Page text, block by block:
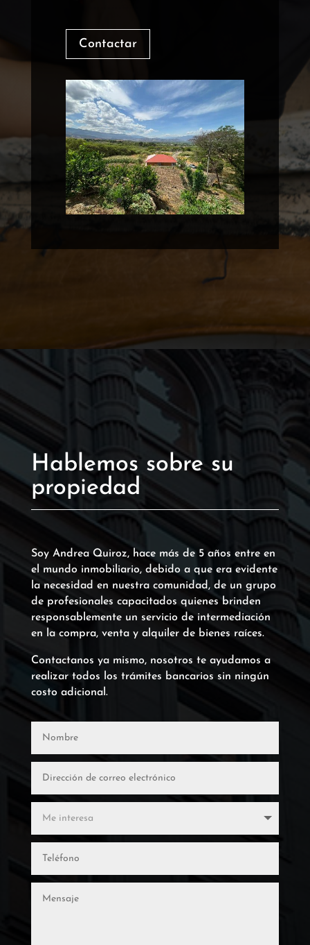
Contactar
Hablemos sobre su
propiedad
Soy Andrea Quiroz, hace más de 5 años entre en
el mundo inmobiliario, debido a que era evidente
la necesidad en nuestra comunidad, de un grupo
de profesionales capacitados quienes brinden
responsablemente un servicio de intermediación
en la compra, venta y alquiler de bienes raíces.
Contactanos ya mismo, nosotros te ayudamos a
realizar todos los trámites bancarios sin ningún
costo adicional.